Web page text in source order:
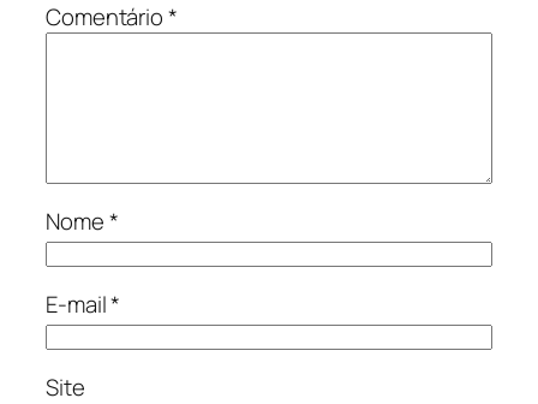
Comentário*
Nome*
E-mail*
Site